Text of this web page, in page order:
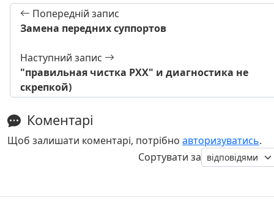
Попередній запис
Замена передних суппортов
Наступний запис
"правильная чистка РХХ" и диагностика не
скрепкой)
Коментарі
Щоб залишати коментарі, потрібно авторизуватись.
Сортувати за